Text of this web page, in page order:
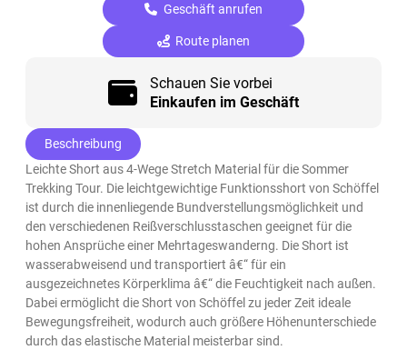
Geschäft anrufen
Route planen
Schauen Sie vorbei
Einkaufen im Geschäft
Beschreibung
Leichte Short aus 4-Wege Stretch Material für die Sommer
Trekking Tour. Die leichtgewichtige Funktionsshort von Schöffel
ist durch die innenliegende Bundverstellungsmöglichkeit und
den verschiedenen Reißverschlusstaschen geeignet für die
hohen Ansprüche einer Mehrtageswanderng. Die Short ist
wasserabweisend und transportiert â€“ für ein
ausgezeichnetes Körperklima â€“ die Feuchtigkeit nach außen.
Dabei ermöglicht die Short von Schöffel zu jeder Zeit ideale
Bewegungsfreiheit, wodurch auch größere Höhenunterschiede
durch das elastische Material meisterbar sind.